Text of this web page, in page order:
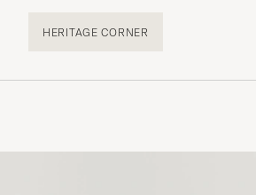
HERITAGE CORNER